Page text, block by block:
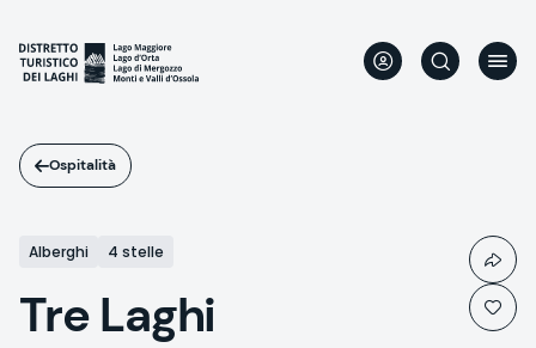
contenuto
principale
Ospitalità
Alberghi 4 stelle
Tre Laghi